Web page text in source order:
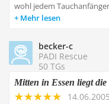
wohl jedem
Mehr lesen
becker-c
PADI Rescue
50 TGs
Mitten in Essen liegt
14.06.2005